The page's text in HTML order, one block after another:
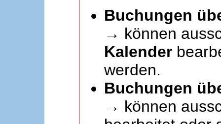
Buchungen
→ können
Kalender
werden.
Buchungen
→ können